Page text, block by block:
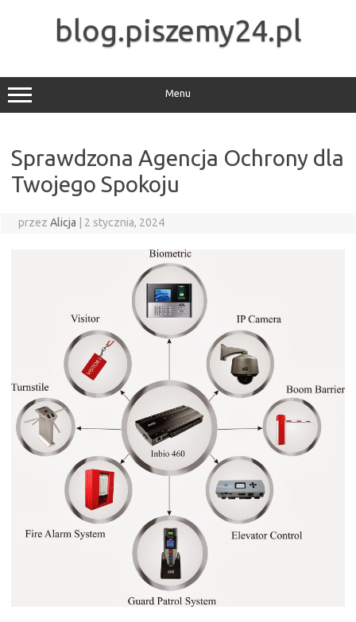
blog.piszemy24.pl
Menu
Sprawdzona Agencja Ochrony dla
Twojego Spokoju
przez Alicja 2 stycznia, 2024